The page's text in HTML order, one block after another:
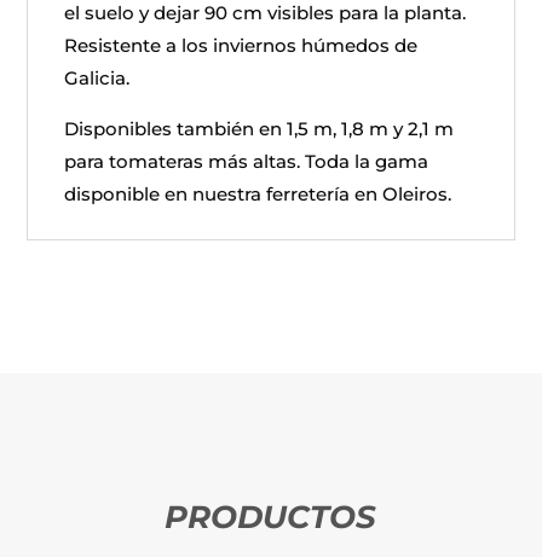
el suelo y dejar 90 cm visibles para la planta.
Resistente a los inviernos húmedos de
Galicia.
Disponibles también en 1,5 m, 1,8 m y 2,1 m
para tomateras más altas. Toda la gama
disponible en nuestra ferretería en Oleiros.
PRODUCTOS